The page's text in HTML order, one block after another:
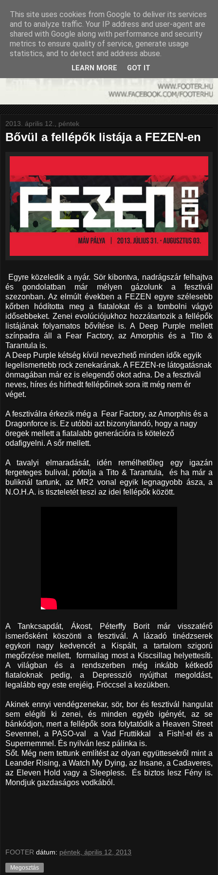
2013. április 12., péntek
Bővül a fellépők listája a FEZEN-en
Egyre közeledik a nyár. Sör kibontva, nadrágszár felhajtva
és gondolatban már mélyen gázolunk a fesztivál
szezonban. Az elmúlt években a FEZEN egyre szélesebb
kőrben hódította meg a fiatalokat és a tombolni vágyó
idősebbeket. Zenei evolúciójukhoz hozzátartozik a fellépők
listájának folyamatos bővítése is. A Deep Purple mellett
színpadra áll a Fear Factory, az Amorphis és a Tito &
Tarantula is.
A Deep Purple kétség kívül nevezhető minden idők egyik
legelismertebb rock zenekarának. A FEZEN-re látogatásnak
önmagában már ez is elegendő okot adna. De a fesztivál
neves, híres és hírhedt fellépőinek sora itt még nem ér
véget.
A fesztiválra érkezik még a Fear Factory, az Amorphis és a
Dragonforce is. Ez utóbbi azt bizonyítandó, hogy a nagy
öregek mellett a fiatalabb generációra is kötelező
odafigyelni. A sőr mellett.
A tavalyi elmaradását, idén remélhetőleg egy igazán
fergeteges bulival, pótolja a Tito & Tarantula, és ha már a
buliknál tartunk, az MR2 vonal egyik legnagyobb ásza, a
N.O.H.A. is tiszteletét teszi az idei fellépők között.
A Tankcsapdát, Ákost, Péterffy Borit már visszatérő
ismerősként köszönti a fesztivál. A lázadó tinédzserek
egykori nagy kedvencét a Kispált, a tartalom szigorú
megőrzése mellett, formailag most a Kiscsillag helyettesíti.
A világban és a rendszerben még inkább kétkedő
fiataloknak pedig, a Depresszió nyújthat megoldást,
legalább egy este erejéig. Fröccsel a kezükben.
Akinek ennyi vendégzenekar, sör, bor és fesztivál hangulat
sem elégíti ki zenei, és minden egyéb igényét, az se
bánkódjon, mert a fellépők sora folytatódik a Heaven Street
Sevennel, a PASO-val a Vad Fruttikkal a Fish!-el és a
Supernemmel. És nyilván lesz pálinka is.
Sőt. Még nem tettunk említést az olyan együttesekről mint a
Leander Rising, a Watch My Dying, az Insane, a Cadaveres,
az Eleven Hold vagy a Sleepless. És biztos lesz Fény is.
Mondjuk gazdaságos vodkából.
FOOTER dátum: péntek, április 12, 2013
Megosztás
This site uses cookies from Google to deliver its services
and to analyze traffic. Your IP address and user-agent are
shared with Google along with performance and security
metrics to ensure quality of service, generate usage
statistics, and to detect and address abuse.
LEARN MORE GOT IT